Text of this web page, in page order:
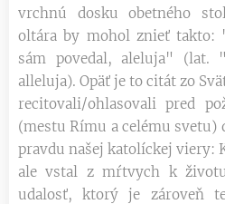
vrchnú dosku obetného
oltára by mohol znieť takto:
sám povedal, aleluja" (lat.
alleluja). Opäť je to citát zo
recitovali/ohlasovali pred
(mestu Rímu a celému
pravdu našej katolíckej viery:
ale vstal z mŕtvych k
udalosť, ktorý je zároveň